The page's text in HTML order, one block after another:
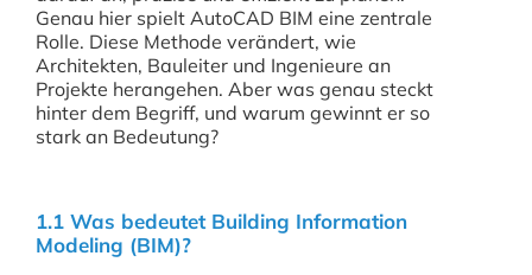
Genau hier spielt AutoCAD BIM eine zentrale
Rolle. Diese Methode verändert, wie
Architekten, Bauleiter und Ingenieure an
Projekte herangehen. Aber was genau steckt
hinter dem Begriff, und warum gewinnt er so
stark an Bedeutung?
1.1 Was bedeutet Building Information
Modeling (BIM)?